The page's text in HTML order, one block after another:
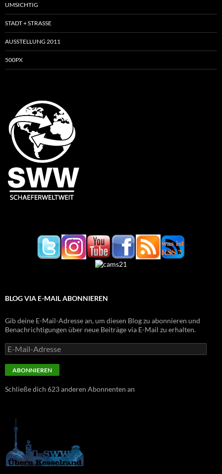
UMSICHTIG
STADT + STRASSE
AUSSTELLUNG 2011
500PX
BLOG VIA E-MAIL ABONNIEREN
Gib deine E-Mail-Adresse an, um diesen Blog zu abonnieren und
Benachrichtigungen über neue Beiträge via E-Mail zu erhalten.
E-
Mail-
Adresse
ABONNIEREN
Schließe dich 623 anderen Abonnenten an